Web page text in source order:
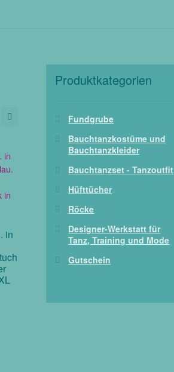
in
Produktkategorien
Fundgrube
Bauchtanzkostüme und
Bauchtanzkleider
Bauchtanzset - Tanzoutfit
Hüfttücher
Röcke
Designer-Werkstatt für
Tanz, Training und Mode
Gutschein